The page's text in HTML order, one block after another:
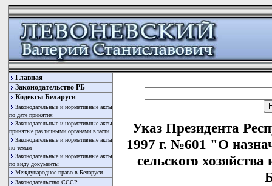
Главная
Законодательство РБ
Кодексы Беларуси
Законодательные и нормативные акты
по дате принятия
Законодательные и нормативные акты
принятые различными органами власти
Законодательные и нормативные акты
по темам
Законодательные и нормативные акты
по виду документы
Международное право в Беларуси
Законодательство СССР
Указ Президента
1997 г. №601 "О
сельского